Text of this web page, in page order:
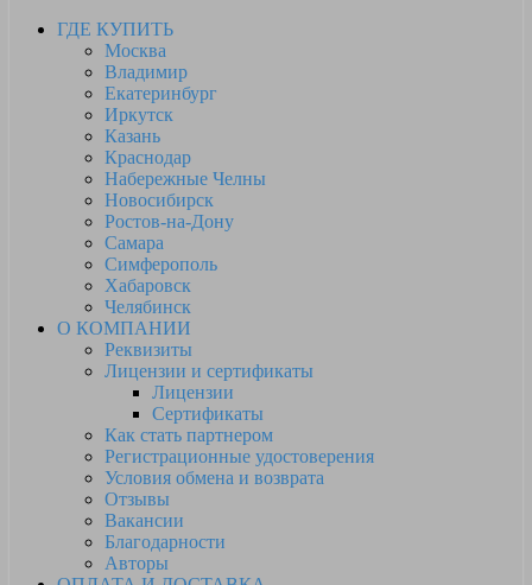
ГДЕ КУПИТЬ
Москва
Владимир
Екатеринбург
Иркутск
Казань
Краснодар
Набережные Челны
Новосибирск
Ростов-на-Дону
Самара
Симферополь
Хабаровск
Челябинск
О КОМПАНИИ
Реквизиты
Лицензии и сертификаты
Лицензии
Сертификаты
Как стать партнером
Регистрационные удостоверения
Условия обмена и возврата
Отзывы
Вакансии
Благодарности
Авторы